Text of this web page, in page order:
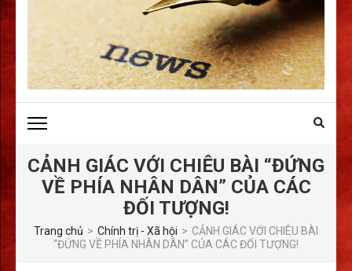
CẢNH GIÁC VỚI CHIÊU BÀI “ĐỨNG
VỀ PHÍA NHÂN DÂN” CỦA CÁC
ĐỐI TƯỢNG!
Trang chủ > Chính trị - Xã hội > CẢNH GIÁC VỚI CHIÊU BÀI
“ĐỨNG VỀ PHÍA NHÂN DÂN” CỦA CÁC ĐỐI TƯỢNG!